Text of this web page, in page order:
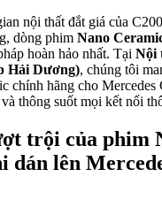
nội thất đắt giá của
dòng phim Nano
hoàn hảo nhất. Tại Nội
Hải Dương), chúng tôi
chính hãng cho Mercedes
thông suốt mọi kết nối
trội của phim
dán lên